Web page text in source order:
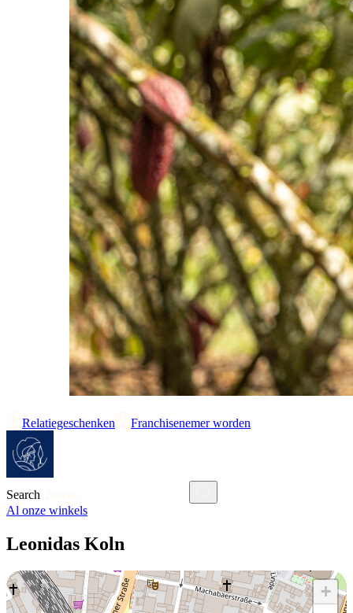
Relatiegeschenken Franchisenemer worden
Search
Al onze winkels
Leonidas Koln
+